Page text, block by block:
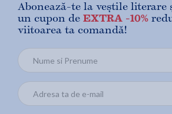
Abonează-te la veștile literare
un cupon de EXTRA -10%
viitoarea ta comandă!